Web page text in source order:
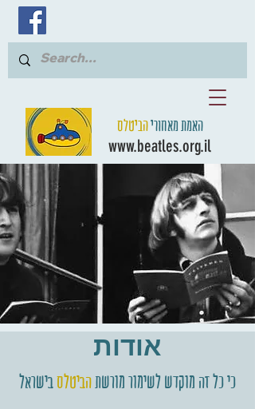
האמת מאחוריהביטלס
www.beatles.org.il
אודות
כי כל זה מוקדש לשימור מורשתהביטלסבישראל